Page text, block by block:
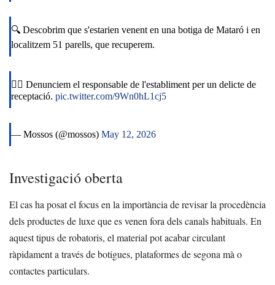
🔍 Descobrim que s'estarien venent en una botiga de Mataró i en
localitzem 51 parells, que recuperem.
👮‍♂️ Denunciem el responsable de l'establiment per un delicte de
receptació. pic.twitter.com/9Wn0hL1cj5
— Mossos (@mossos) May 12, 2026
Investigació oberta
El cas ha posat el focus en la importància de revisar la procedència
dels productes de luxe que es venen fora dels canals habituals. En
aquest tipus de robatoris, el material pot acabar circulant
ràpidament a través de botigues, plataformes de segona mà o
contactes particulars.